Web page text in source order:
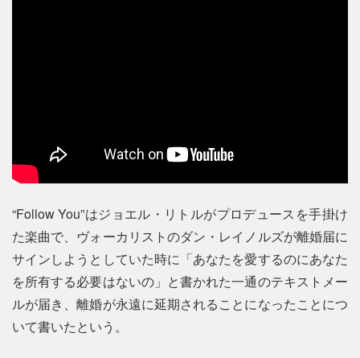
“Follow You”はジョエル・リトルがプロデュースを手掛け
た楽曲で、ヴォーカリストのダン・レイノルズが離婚届に
サインしようとしていた時に「あなたを愛するのにあなた
を所有する必要はないの」と書かれた一通のテキストメー
ルが届き、離婚が永遠に延期されることになったことにつ
いて書いたという。